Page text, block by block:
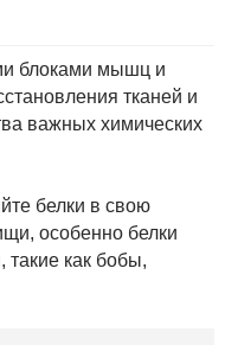
блоками мышц и
тканей и
важных химических
белки в свою
особенно белки
такие как бобы,